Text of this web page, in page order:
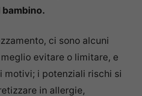
bambino.
ci sono alcuni
evitare o limitare, e
motivi; i potenziali rischi si
in allergie,